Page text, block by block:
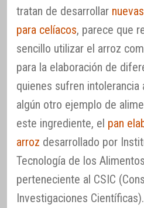
tratan de desarrollar
para celíacos, parece que
sencillo utilizar el arroz
para la elaboración de
quienes sufren intolerancia
algún otro ejemplo de
este ingrediente, el pan
arroz desarrollado por
Tecnología de los
perteneciente al CSIC
Investigaciones Científicas).